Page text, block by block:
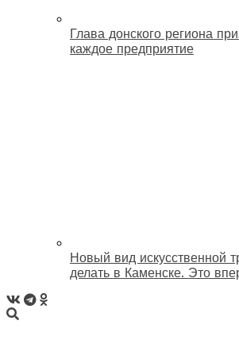
Глава донского региона
каждое предприятие
Новый вид искусственной
делать в Каменске. Это